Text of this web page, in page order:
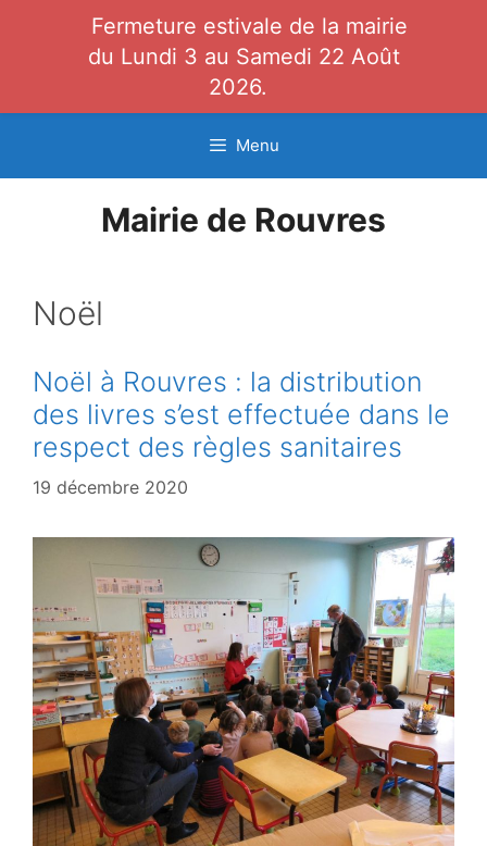
contenu
Menu
Mairie de Rouvres
Noël
Noël à Rouvres : la distribution
des livres s’est effectuée dans le
respect des règles sanitaires
19 décembre 2020
Fermeture estivale de la mairie
du Lundi 3 au Samedi 22 Août
2026.